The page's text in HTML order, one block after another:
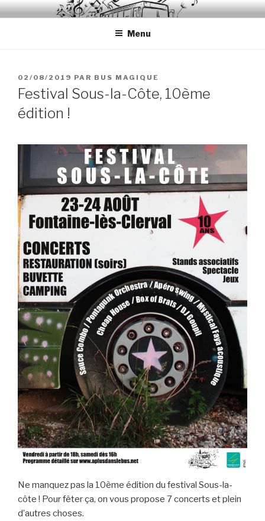
Aller
au
A PLUS DANS LE BUS
Les rendez-vous culturels à Sous-la-Côte, Fontaine-lès-Clerval
Menu
PUBLIÉ
LE
02/08/2019 PAR BUS MAGIQUE
Festival Sous-la-Côte, 10ème
édition !
Ne manquez pas la 10ème édition du festival Sous-la-
côte ! Pour fêter ça, on vous propose 7 concerts et plein
d’autres choses.